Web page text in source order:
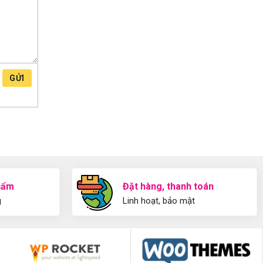
GỬI
Đặt hàng, thanh toán
Linh hoạt, bảo mật